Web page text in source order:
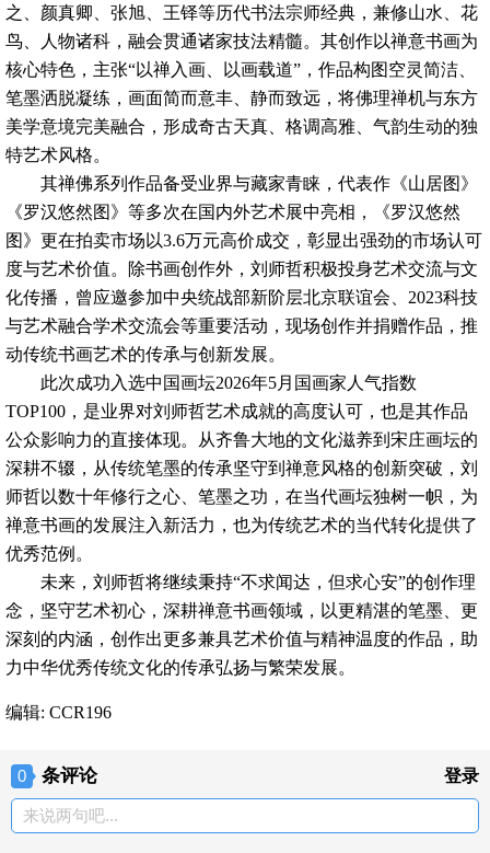
之、颜真卿、张旭、王铎等历代书法宗师经典，兼修山水、花
鸟、人物诸科，融会贯通诸家技法精髓。其创作以禅意书画为
核心特色，主张“以禅入画、以画载道”，作品构图空灵简洁、
笔墨洒脱凝练，画面简而意丰、静而致远，将佛理禅机与东方
美学意境完美融合，形成奇古天真、格调高雅、气韵生动的独
特艺术风格。
其禅佛系列作品备受业界与藏家青睐，代表作《山居图》
《罗汉悠然图》等多次在国内外艺术展中亮相，《罗汉悠然
图》更在拍卖市场以3.6万元高价成交，彰显出强劲的市场认可
度与艺术价值。除书画创作外，刘师哲积极投身艺术交流与文
化传播，曾应邀参加中央统战部新阶层北京联谊会、2023科技
与艺术融合学术交流会等重要活动，现场创作并捐赠作品，推
动传统书画艺术的传承与创新发展。
此次成功入选中国画坛2026年5月国画家人气指数
TOP100，是业界对刘师哲艺术成就的高度认可，也是其作品
公众影响力的直接体现。从齐鲁大地的文化滋养到宋庄画坛的
深耕不辍，从传统笔墨的传承坚守到禅意风格的创新突破，刘
师哲以数十年修行之心、笔墨之功，在当代画坛独树一帜，为
禅意书画的发展注入新活力，也为传统艺术的当代转化提供了
优秀范例。
未来，刘师哲将继续秉持“不求闻达，但求心安”的创作理
念，坚守艺术初心，深耕禅意书画领域，以更精湛的笔墨、更
深刻的内涵，创作出更多兼具艺术价值与精神温度的作品，助
力中华优秀传统文化的传承弘扬与繁荣发展。
编辑: CCR196
0 条评论 登录
来说两句吧...